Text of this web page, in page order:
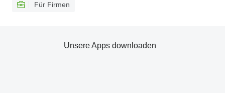
Für Firmen
Unsere Apps downloaden